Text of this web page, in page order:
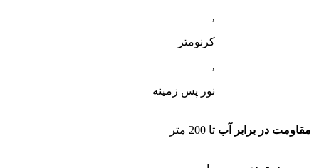
,
کرنومتر
,
نور پس زمینه
مقاومت در برابر آب تا 200 متر